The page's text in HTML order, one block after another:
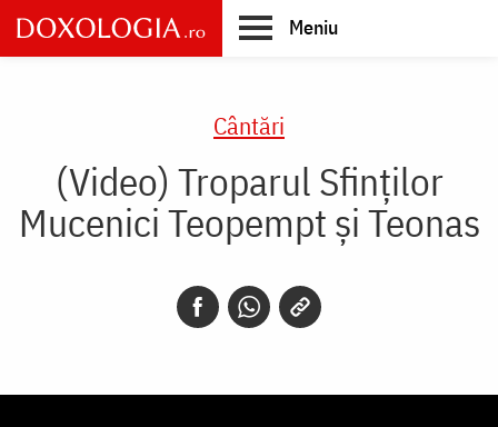
Skip
to
main
Meniu
Cântări
(Video) Troparul Sfinților
Mucenici Teopempt și Teonas